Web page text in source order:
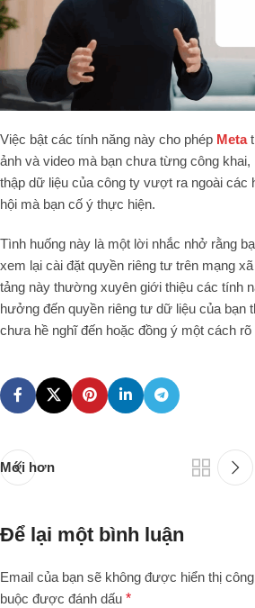
Việc bật các tính năng này cho phép Meta
ảnh và video mà bạn chưa từng công
thập dữ liệu của công ty vượt ra ngoài các
hội mà bạn cố ý thực hiện.
Tình huống này là một lời nhắc nhở rằng
xem lại cài đặt quyền riêng tư trên mạng
tảng này thường xuyên giới thiệu các tính
hưởng đến quyền riêng tư dữ liệu của bạn
chưa hề nghĩ đến hoặc đồng ý một cách rõ
Mới hơn
Để lại một bình luận
Email của bạn sẽ không được hiển thị
buộc được đánh dấu *